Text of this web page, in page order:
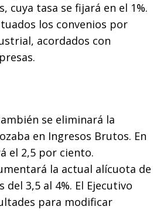
cuya tasa se fijará en el 1%.
los convenios por
acordados con
se eliminará la
en Ingresos Brutos. En
el 2,5 por ciento.
la actual alícuota de
del 3,5 al 4%. El Ejecutivo
para modificar